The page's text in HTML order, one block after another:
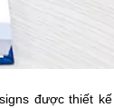
được thiết